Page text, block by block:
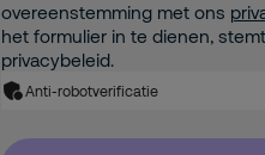
overeenstemming met ons
het formulier in te dienen,
privacybeleid.
Anti-robotverificatie